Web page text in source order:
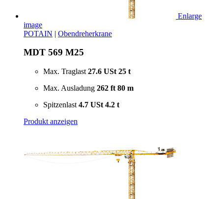
Enlarge
image
POTAIN | Obendreherkrane
MDT 569 M25
Max. Traglast 27.6 USt 25 t
Max. Ausladung 262 ft 80 m
Spitzenlast 4.7 USt 4.2 t
Produkt anzeigen